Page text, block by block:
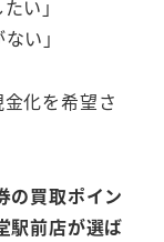
い」
い」
化を希望さ
の買取ポイン
駅前店が選ば